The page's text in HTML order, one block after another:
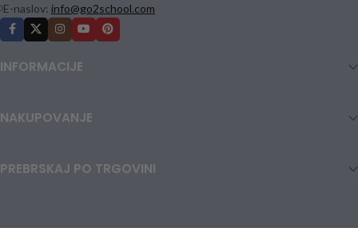
E-naslov: info@go2school.com
INFORMACIJE
NAKUPOVANJE
PREBRSKAJ PO TRGOVINI